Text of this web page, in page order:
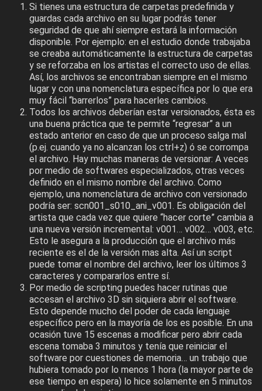
Si tienes una estructura de carpetas predefinida y
guardas cada archivo en su lugar podrás tener
seguridad de que ahí siempre estará la información
disponible. Por ejemplo: en el estudio donde trabajaba
se creaba automáticamente la estructura de carpetas
y se reforzaba en los artistas el correcto uso de ellas.
Así, los archivos se encontraban siempre en el mismo
lugar y con una nomenclatura específica por lo que era
muy fácil “barrerlos” para hacerles cambios.
Todos los archivos deberían estar versionados, ésta es
una buena práctica que te permite “regresar” a un
estado anterior en caso de que un proceso salga mal
(p.ej. cuando ya no alcanzan los ctrl+z) ó se corrompa
el archivo. Hay muchas maneras de versionar: A veces
por medio de softwares especializados, otras veces
definido en el mismo nombre del archivo. Como
ejemplo, una nomenclatura de archivo con versionado
podría ser: scn001_s010_ani_v001. Es obligación del
artista que cada vez que quiere “hacer corte” cambia a
una nueva versión incremental: v001… v002… v003, etc.
Esto le asegura a la producción que el archivo más
reciente es el de la versión mas alta. Así un script
puede tomar el nombre del archivo, leer los últimos 3
caracteres y compararlos entre sí.
Por medio de scripting puedes hacer rutinas que
accesan el archivo 3D sin siquiera abrir el software.
Esto depende mucho del poder de cada lenguaje
específico pero en la mayoría de los es posible. En una
ocasión tuve 15 escenas a modificar pero abrir cada
escena tomaba 3 minutos y tenía que reiniciar el
software por cuestiones de memoria… un trabajo que
hubiera tomado por lo menos 1 hora (la mayor parte de
ese tiempo en espera) lo hice solamente en 5 minutos